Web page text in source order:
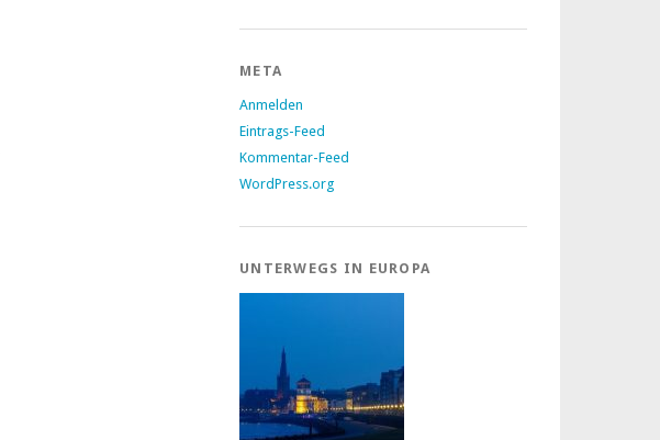
META
Anmelden
Eintrags-Feed
Kommentar-Feed
WordPress.org
UNTERWEGS IN EUROPA